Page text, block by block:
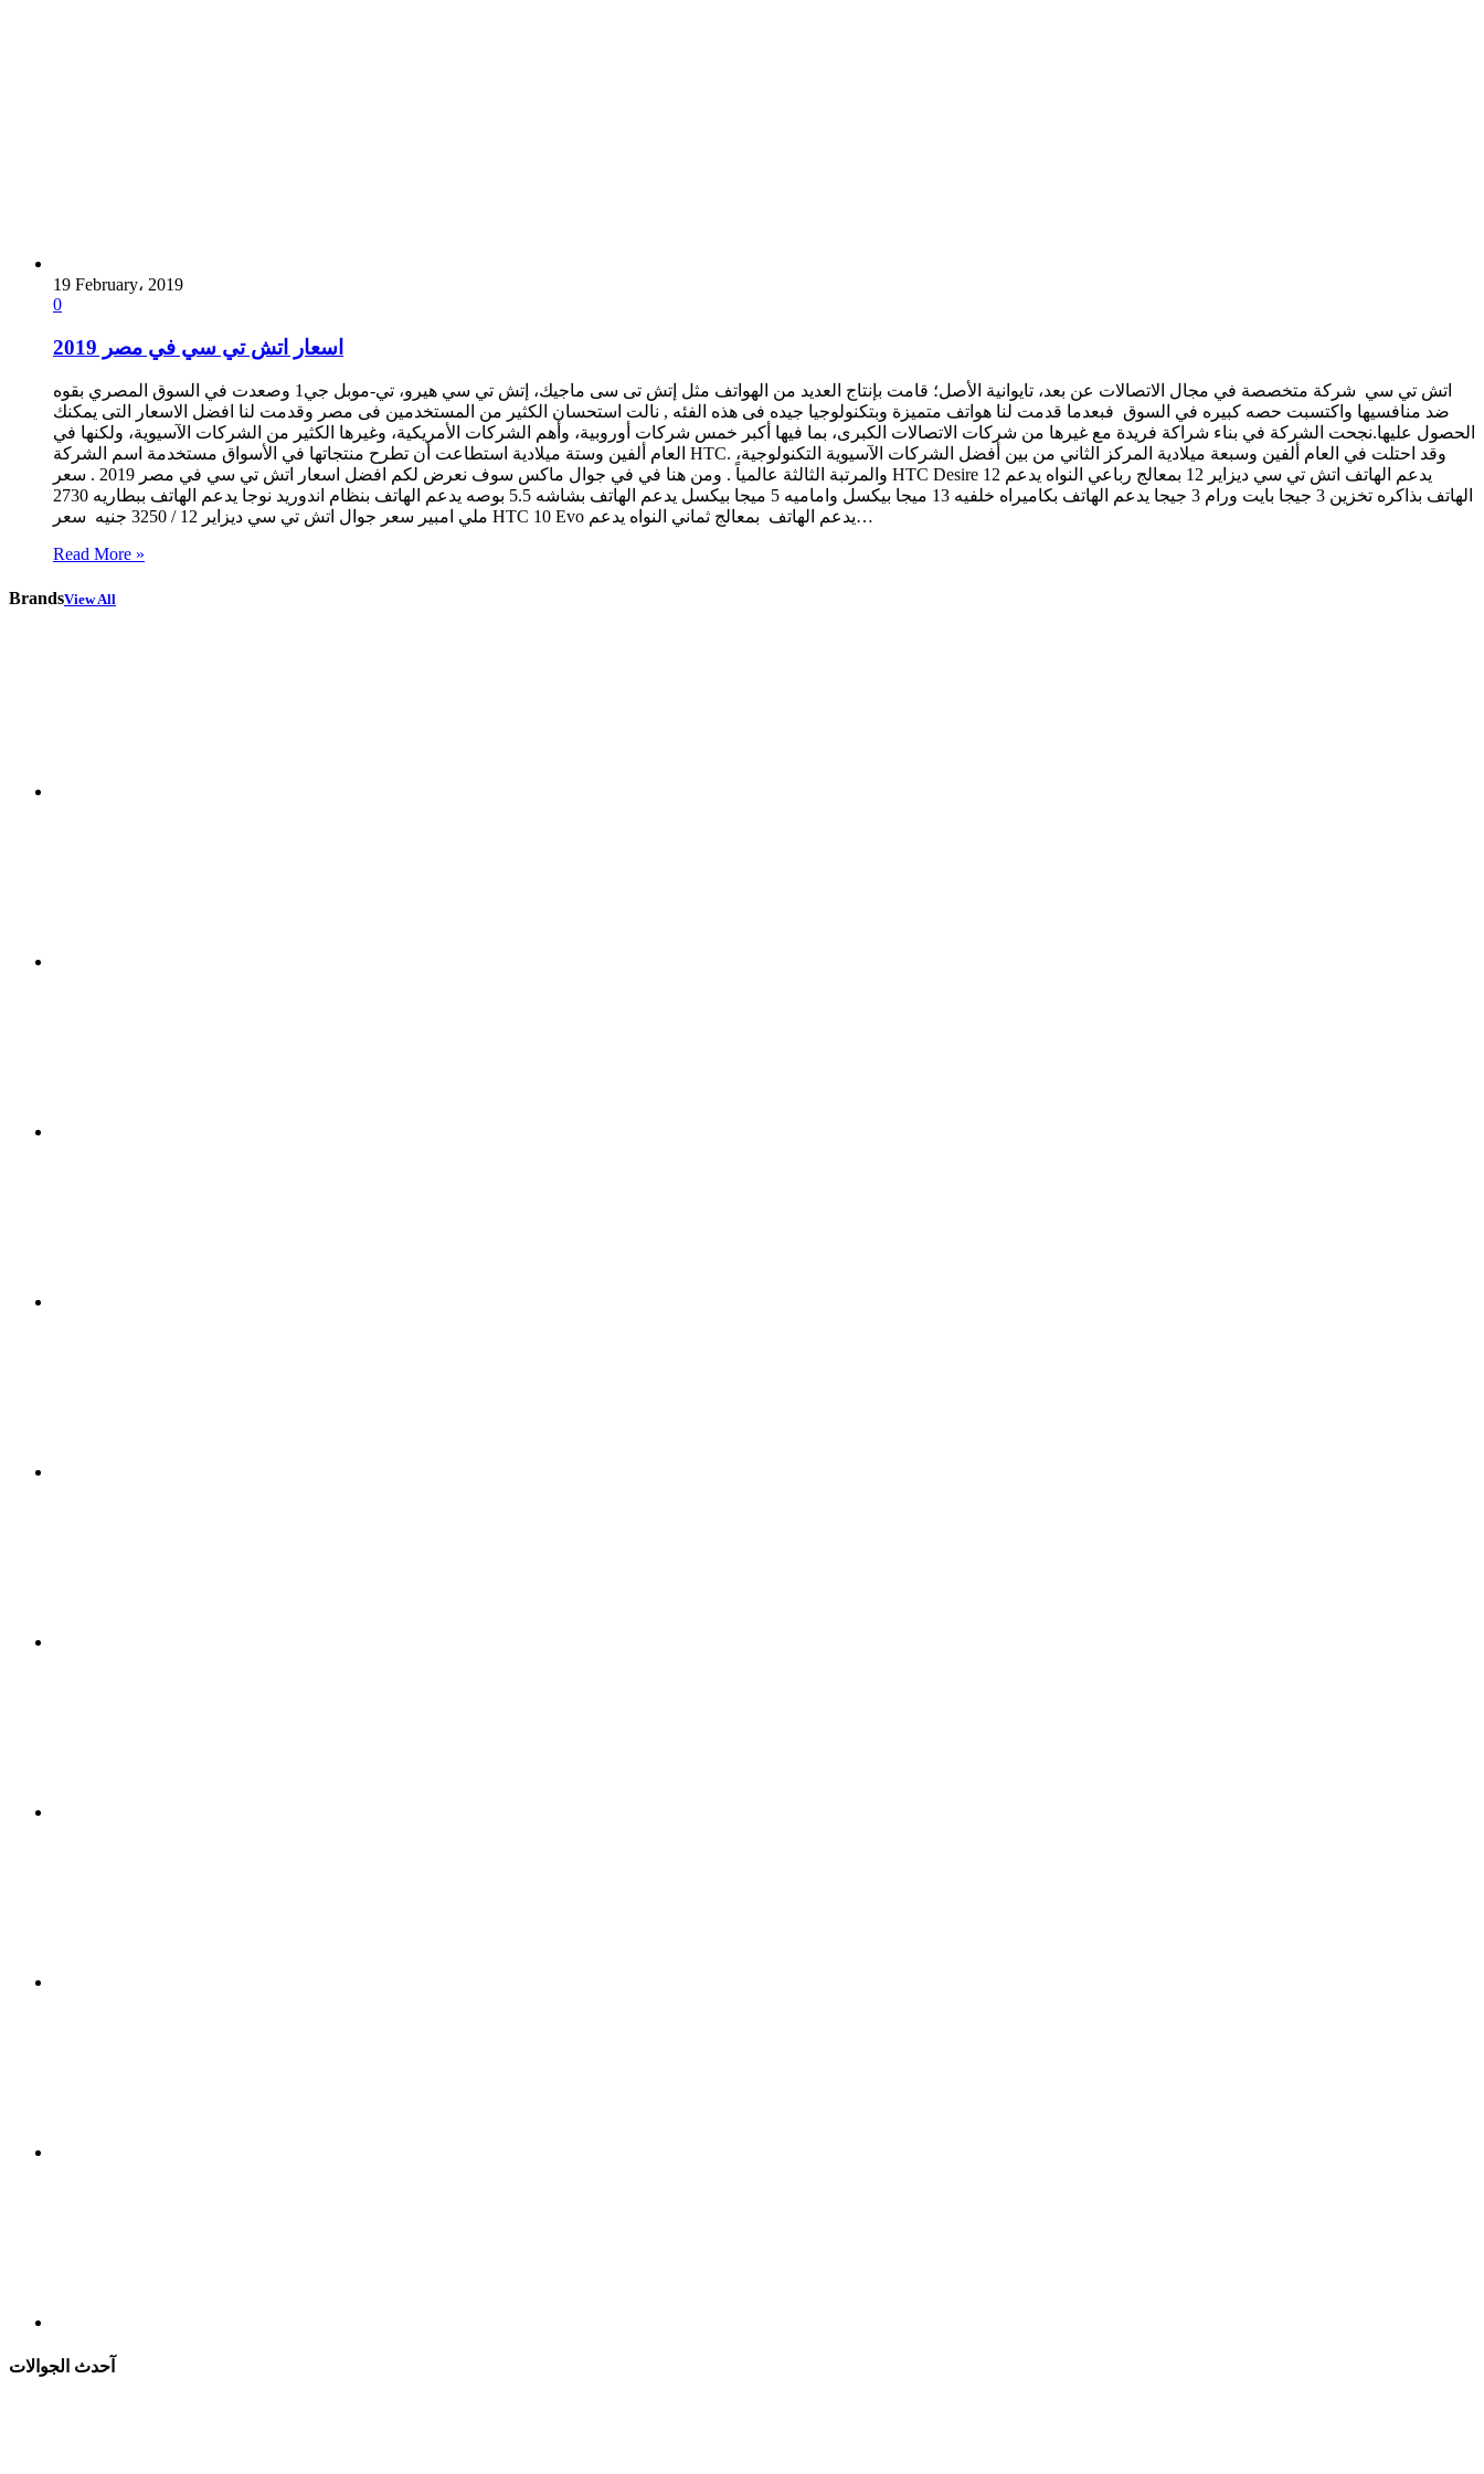
19 February، 2019
0
اسعار اتش تي سي في مصر 2019
اتش تي سي شركة متخصصة في مجال الاتصالات عن بعد، تايوانية الأصل؛ قامت بإنتاج العديد من الهواتف مثل إتش تى سى ماجيك، إتش تي سي هيرو، تي-موبل جي1 وصعدت في السوق المصري بقوه
ضد منافسيها واكتسبت حصه كبيره في السوق فبعدما قدمت لنا هواتف متميزة وبتكنولوجيا جيده فى هذه الفئه , نالت استحسان الكثير من المستخدمين فى مصر وقدمت لنا افضل الاسعار التى يمكنك
الحصول عليها.نجحت الشركة في بناء شراكة فريدة مع غيرها من شركات الاتصالات الكبرى، بما فيها أكبر خمس شركات أوروبية، وأهم الشركات الأمريكية، وغيرها الكثير من الشركات الآسيوية، ولكنها في
العام ألفين وستة ميلادية استطاعت أن تطرح منتجاتها في الأسواق مستخدمة اسم الشركة HTC. وقد احتلت في العام ألفين وسبعة ميلادية المركز الثاني من بين أفضل الشركات الآسيوية التكنولوجية،
والمرتبة الثالثة عالمياً . ومن هنا في في جوال ماكس سوف نعرض لكم افضل اسعار اتش تي سي في مصر 2019 . سعر HTC Desire 12 يدعم الهاتف اتش تي سي ديزاير 12 بمعالج رباعي النواه يدعم
الهاتف بذاكره تخزين 3 جيجا بايت ورام 3 جيجا يدعم الهاتف بكاميراه خلفيه 13 ميجا بيكسل واماميه 5 ميجا بيكسل يدعم الهاتف بشاشه 5.5 بوصه يدعم الهاتف بنظام اندوريد نوجا يدعم الهاتف ببطاريه 2730
ملي امبير سعر جوال اتش تي سي ديزاير 12 / 3250 جنيه سعر HTC 10 Evo يدعم الهاتف بمعالج ثماني النواه يدعم…
Read More »
BrandsView All
آحدث الجوالات